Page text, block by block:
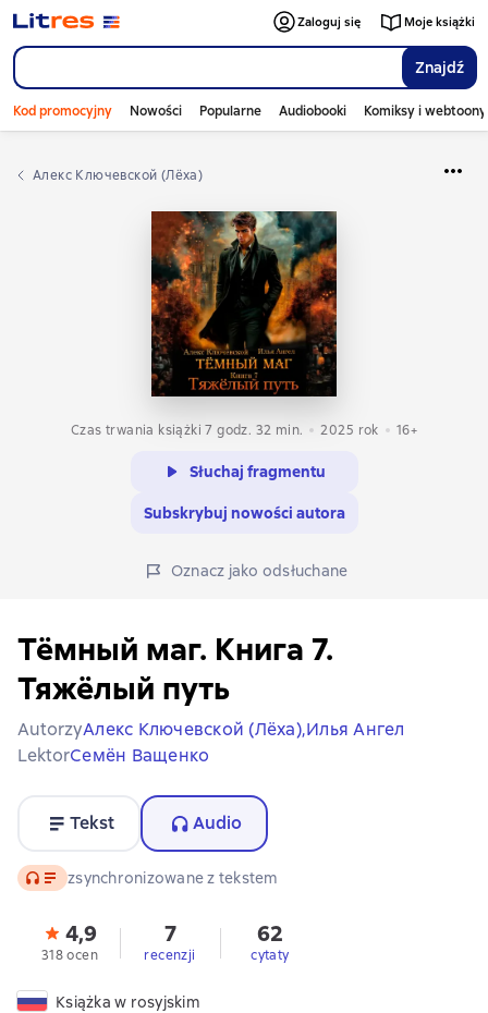
Znajdź
Zaloguj się Moje książki
Kod promocyjny Nowości Popularne Audiobooki Komiksy i webtoony
Алекс Ключевской (Лёха)
Czas trwania książki 7 godz. 32 min. 2025 rok 16+
Słuchaj fragmentu
Subskrybuj nowości autora
Oznacz jako odsłuchane
Тёмный маг. Книга 7.
Тяжёлый путь
AutorzyАлекс Ключевской (Лёха),Илья Ангел
LektorСемён Ващенко
Tekst Audio
Audio zsynchronizowane z tekstem
4,9
318 ocen
7
recenzji
62
cytaty
Książka w rosyjskim